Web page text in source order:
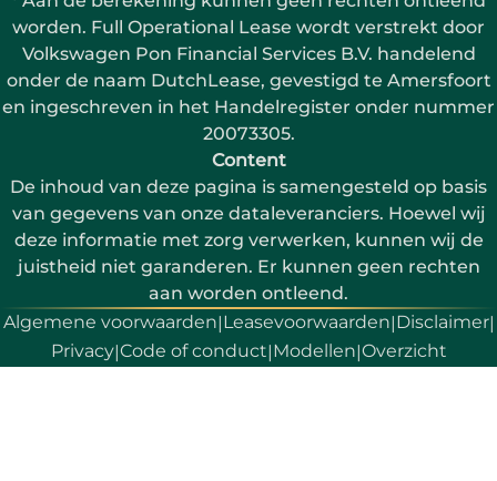
worden. Full Operational Lease wordt verstrekt door
Volkswagen Pon Financial Services B.V. handelend
onder de naam DutchLease, gevestigd te Amersfoort
en ingeschreven in het Handelregister onder nummer
20073305.
Content
De inhoud van deze pagina is samengesteld op basis
van gegevens van onze dataleveranciers. Hoewel wij
deze informatie met zorg verwerken, kunnen wij de
juistheid niet garanderen. Er kunnen geen rechten
aan worden ontleend.
Algemene voorwaarden|Leasevoorwaarden|Disclaimer|
Privacy|Code of conduct|Modellen|Overzicht